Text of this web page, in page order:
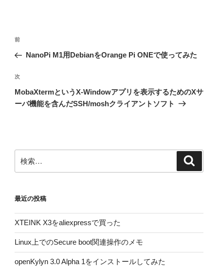
投
ナ
ビ
ゲ
ー
前
の
稿
前
NanoPi M1用DebianをOrange Pi ONEで使ってみた
次
の
次
MobaXtermというX-Windowアプリを表示するためのXサ
ーバ機能を含んだSSH/moshクライアントソフト
索:
最近の投稿
XTEINK X3をaliexpressで買った
Linux上でのSecure boot関連操作のメモ
openKylyn 3.0 Alpha 1をインストールしてみた